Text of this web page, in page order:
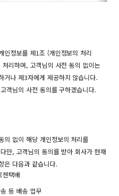
인정보를 제1조 (개인정보의 처리
리하며, 고객님의 사전 동의 없이는
거나 제3자에게 제공하지 않습니다.
객님의 사전 동의를 구하겠습니다.
의 없이 해당 개인정보의 처리를
만, 고객님의 동의를 받아 회사가 현재
은 다음과 같습니다.
젠택배
등 배송 업무